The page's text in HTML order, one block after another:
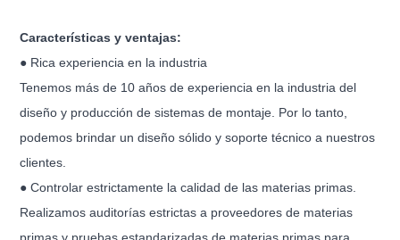
Características y ventajas:
● Rica experiencia en la industria
Tenemos más de 10 años de experiencia en la industria del
diseño y producción de sistemas de montaje. Por lo tanto,
podemos brindar un diseño sólido y soporte técnico a nuestros
clientes.
● Controlar estrictamente la calidad de las materias primas.
Realizamos auditorías estrictas a proveedores de materias